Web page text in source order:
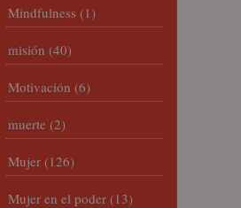
Mindfulness (1)
misión (40)
Motivación (6)
muerte (2)
Mujer (126)
Mujer en el poder (13)